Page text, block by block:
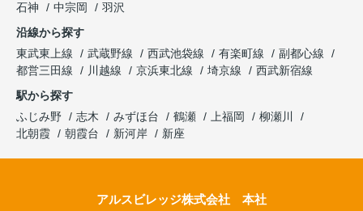
石神
中宗岡
羽沢
沿線から探す
東武東上線
武蔵野線 西武池袋線 有楽町線
副都心線
都営三田線
川越線 京浜東北線 埼京線
西武新宿線
駅から探す
ふじみ野
志木 みずほ台 鶴瀬 上福岡
柳瀬川
北朝霞
朝霞台 新河岸 新座
アルスビレッジ株式会社 本社